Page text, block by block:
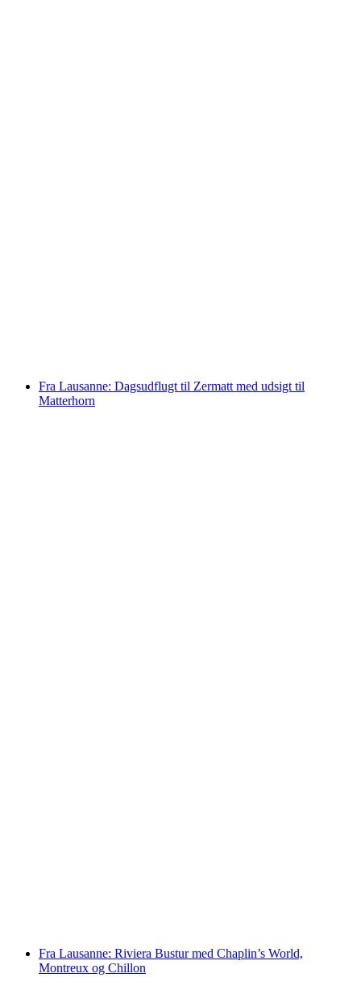
Fra Lausanne: Dagsudflugt til Zermatt med udsigt til
Matterhorn
Fra Lausanne: Riviera Bustur med Chaplin’s World,
Montreux og Chillon